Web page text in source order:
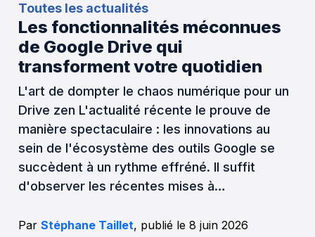
Toutes les actualités
Les fonctionnalités méconnues
de Google Drive qui
transforment votre quotidien
L'art de dompter le chaos numérique pour un
Drive zen L'actualité récente le prouve de
manière spectaculaire : les innovations au
sein de l'écosystème des outils Google se
succèdent à un rythme effréné. Il suffit
d'observer les récentes mises à…
ParStéphane Taillet, publié le 8 juin 2026